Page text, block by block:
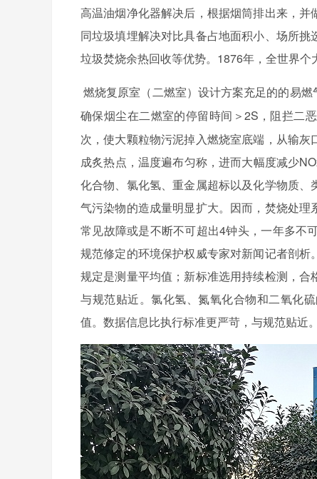
高温油烟净化器解决后，根据烟筒排出来，
同垃圾填埋解决对比具备占地面积小、场所
垃圾焚烧余热回收等优势。1876年，全世界个
燃烧复原室（二燃室）设计方案充足的的易
确保烟尘在二燃室的停留時间＞ 2S，阻拦二
次，使大颗粒物污泥掉入燃烧室底端，从输
成炙热点，温度遍布匀称，进而大幅度减少
化合物、氯化氢、重金属超标以及化学物质
气污染物的造成量明显扩大。因而，焚烧处
常见故障或是不断不可超出4钟头，一年多不
规范修定的环境保护权威专家对新闻记者剖
规定是测量平均值；新标准选用持续检测，
与规范贴近。氯化氢、氮氧化合物和二氧化
值。数据信息比执行标准更严苛，与规范贴近。